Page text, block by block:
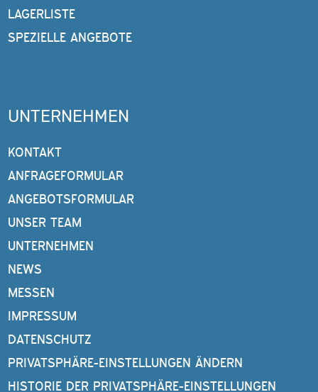
LAGERLISTE
SPEZIELLE ANGEBOTE
UNTERNEHMEN
KONTAKT
ANFRAGEFORMULAR
ANGEBOTSFORMULAR
UNSER TEAM
UNTERNEHMEN
NEWS
MESSEN
IMPRESSUM
DATENSCHUTZ
PRIVATSPHÄRE-EINSTELLUNGEN ÄNDERN
HISTORIE DER PRIVATSPHÄRE-EINSTELLUNGEN